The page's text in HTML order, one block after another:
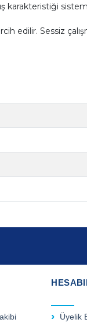
sistem
edilir. Sessiz
Üyelik